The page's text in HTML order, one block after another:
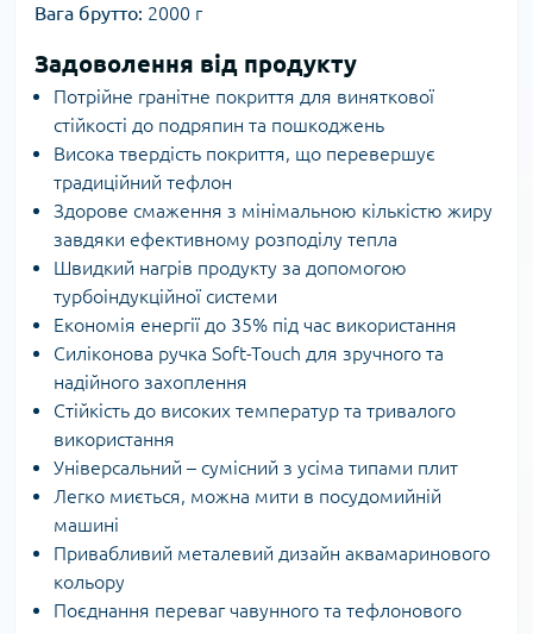
Вага брутто: 2000 г
Задоволення від продукту
Потрійне гранітне покриття для виняткової
стійкості до подряпин та пошкоджень
Висока твердість покриття, що перевершує
традиційний тефлон
Здорове смаження з мінімальною кількістю жиру
завдяки ефективному розподілу тепла
Швидкий нагрів продукту за допомогою
турбоіндукційної системи
Економія енергії до 35% під час використання
Силіконова ручка Soft-Touch для зручного та
надійного захоплення
Стійкість до високих температур та тривалого
використання
Універсальний – сумісний з усіма типами плит
Легко миється, можна мити в посудомийній
машині
Привабливий металевий дизайн аквамаринового
кольору
Поєднання переваг чавунного та тефлонового